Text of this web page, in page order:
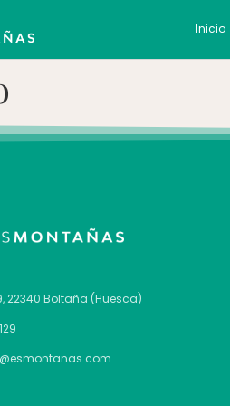
Inicio
22340 Boltaña (Huesca)